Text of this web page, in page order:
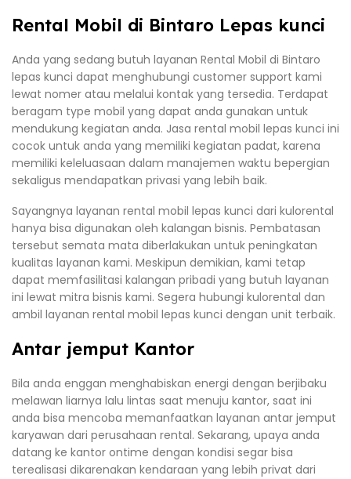
Rental Mobil di Bintaro Lepas kunci
Anda yang sedang butuh layanan Rental Mobil di Bintaro
lepas kunci dapat menghubungi customer support kami
lewat nomer atau melalui kontak yang tersedia. Terdapat
beragam type mobil yang dapat anda gunakan untuk
mendukung kegiatan anda. Jasa rental mobil lepas kunci ini
cocok untuk anda yang memiliki kegiatan padat, karena
memiliki keleluasaan dalam manajemen waktu bepergian
sekaligus mendapatkan privasi yang lebih baik.
Sayangnya layanan rental mobil lepas kunci dari kulorental
hanya bisa digunakan oleh kalangan bisnis. Pembatasan
tersebut semata mata diberlakukan untuk peningkatan
kualitas layanan kami. Meskipun demikian, kami tetap
dapat memfasilitasi kalangan pribadi yang butuh layanan
ini lewat mitra bisnis kami. Segera hubungi kulorental dan
ambil layanan rental mobil lepas kunci dengan unit terbaik.
Antar jemput Kantor
Bila anda enggan menghabiskan energi dengan berjibaku
melawan liarnya lalu lintas saat menuju kantor, saat ini
anda bisa mencoba memanfaatkan layanan antar jemput
karyawan dari perusahaan rental. Sekarang, upaya anda
datang ke kantor ontime dengan kondisi segar bisa
terealisasi dikarenakan kendaraan yang lebih privat dari